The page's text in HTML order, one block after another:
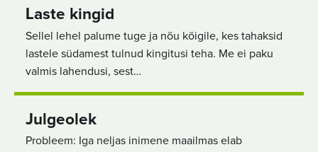
Laste kingid
Sellel lehel palume tuge ja nõu kõigile, kes tahaksid
lastele südamest tulnud kingitusi teha. Me ei paku
valmis lahendusi, sest…
Julgeolek
Probleem: Iga neljas inimene maailmas elab